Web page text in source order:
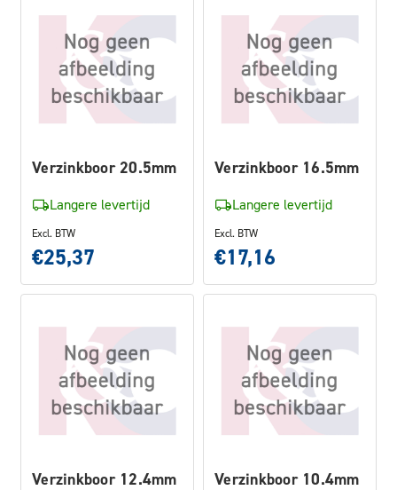
Verzinkboor 20.5mm
Langere levertijd
Excl. BTW
€25,37
Verzinkboor 16.5mm
Langere levertijd
Excl. BTW
€17,16
Verzinkboor 12.4mm Verzinkboor 10.4mm